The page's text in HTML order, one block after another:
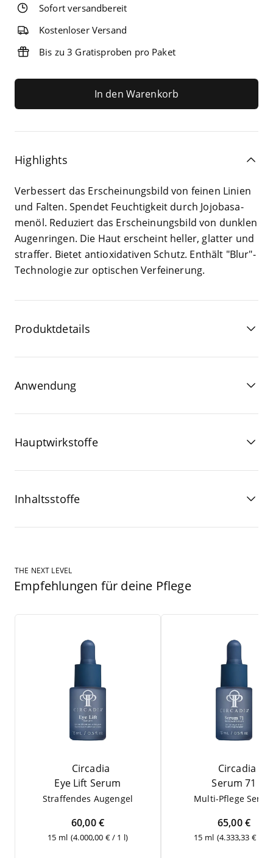
Sofort versandbereit
Kostenloser Versand
Bis zu 3 Gratisproben pro Paket
In den Warenkorb
Highlights
Ver­bes­sert das Erschei­nungs­bild von fei­nen Lini­en
und Fal­ten. Spen­det Feuch­tig­keit durch Jojoba­sa­
men­öl. Redu­ziert das Erschei­nungs­bild von dunk­len
Augen­rin­gen. Die Haut erscheint hel­ler, glat­ter und
straf­fer. Bie­tet anti­oxi­da­tiv­en Schutz. Ent­hält "Blur"-
Technologie zur opti­schen Verfeinerung.
Produktdetails
Anwendung
Hauptwirkstoffe
Inhaltsstoffe
THE NEXT LEVEL
Empfehlungen für deine Pflege
Circadia
Eye Lift Serum
Straf­fen­des Augengel
60,00 €
15 ml (4.000,00 € / 1 l)
Circadia
Serum71
Mul­ti-Pfle­ge
65,00 €
15 ml (4.333,33 € / 1